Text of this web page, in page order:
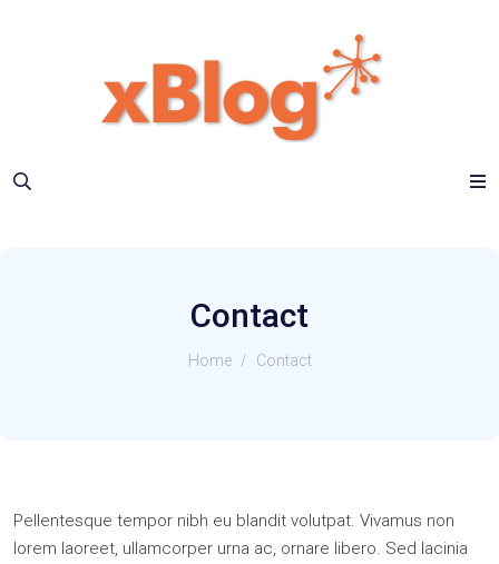
Contact
Home / Contact
Pellentesque tempor nibh eu blandit volutpat. Vivamus non
lorem laoreet, ullamcorper urna ac, ornare libero. Sed lacinia